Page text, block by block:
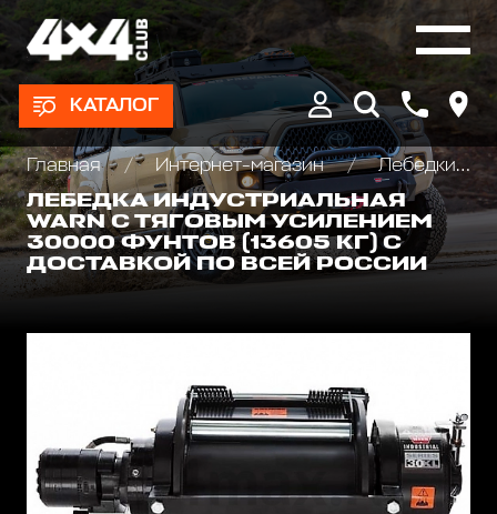
КАТАЛОГ
Главная Интернет-магазин
Лебедки автомобильные, для квадроциклов и эвакуаторов
ЛЕБЕДКА ИНДУСТРИАЛЬНАЯ
WARN С ТЯГОВЫМ УСИЛЕНИЕМ
30000 ФУНТОВ (13605 КГ) С
ДОСТАВКОЙ ПО ВСЕЙ РОССИИ